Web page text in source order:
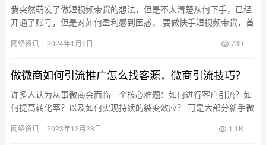
我突然萌发了做短视频带货的想法，但是不太清楚从何下手，已经
开通了账号，但是对如何盈利感到困惑。 要做快手短视频带货，首
案，…
网络资讯 2024年1月6日 739
做微商如何引流推广怎么找客源，微商引流技巧？
许多人认为从事微商会面临三个核心难题：如何进行客户引流？如
何提高转化率？以及如何实现持续的裂变效应？ 可是大部分新手微
么办…
网络资讯 2023年12月28日 1.1K